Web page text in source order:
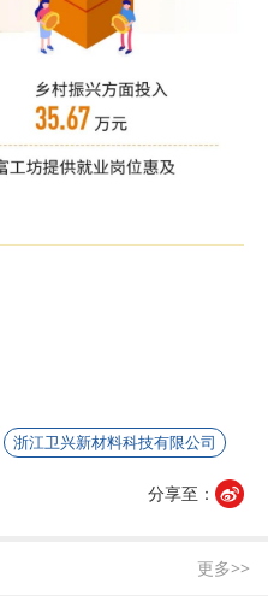
浙江卫兴新材料科技有限公司
分享至：
更多>>